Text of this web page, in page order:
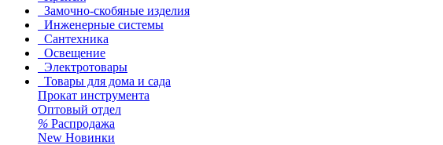
Замочно-скобяные изделия
Инженерные системы
Сантехника
Освещение
Электротовары
Товары для дома и сада
Прокат инструмента
Оптовый отдел
% Распродажа
New Новинки